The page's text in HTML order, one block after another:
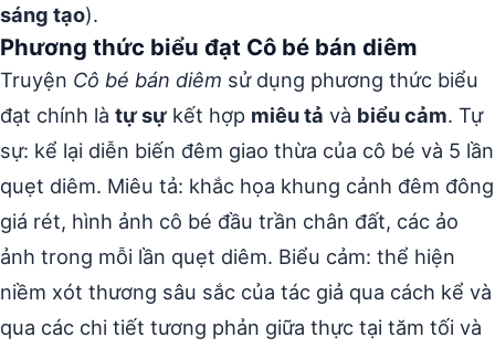
sáng tạo).
Phương thức biểu đạt Cô bé bán diêm
Truyện Cô bé bán diêm sử dụng phương thức biểu
đạt chính là tự sự kết hợp miêu tả và biểu cảm. Tự
sự: kể lại diễn biến đêm giao thừa của cô bé và 5 lần
quẹt diêm. Miêu tả: khắc họa khung cảnh đêm đông
giá rét, hình ảnh cô bé đầu trần chân đất, các ảo
ảnh trong mỗi lần quẹt diêm. Biểu cảm: thể hiện
niềm xót thương sâu sắc của tác giả qua cách kể và
qua các chi tiết tương phản giữa thực tại tăm tối và